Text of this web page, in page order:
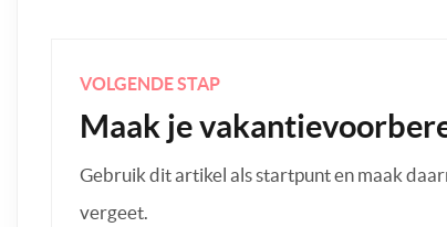
VOLGENDE STAP
Maak je
Gebruik dit artikel als startpunt en maak
vergeet.